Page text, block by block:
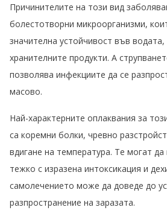
Причинителите на този вид
болестотворни микроорганизми,
значителна устойчивост във
хранителните продукти. А
позволява инфекциите да се
масово.
Най-характерните оплаквания за
са коремни болки, чревно
вдигане на температура. Те могат
тежко с изразена интоксикация и
самолечението може да доведе до
разпространение на заразата.